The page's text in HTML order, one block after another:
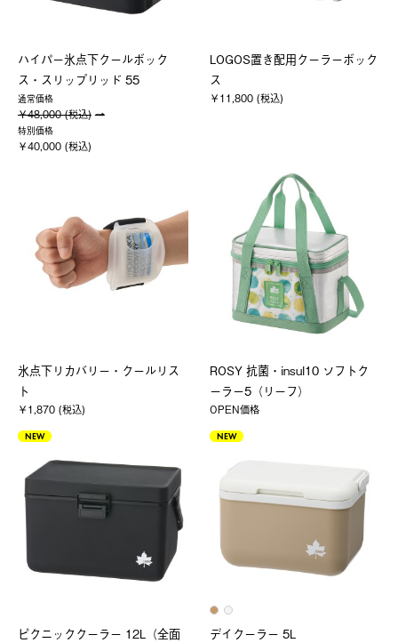
ハイパー氷点下クールボック
ス・スリップリッド 55
通常価格
￥48,000 (税込)
特別価格
￥40,000 (税込)
LOGOS置き配用クーラーボック
ス
￥11,800 (税込)
氷点下リカバリー・クールリス
ト
￥1,870 (税込)
ROSY 抗菌・insul10 ソフトク
ーラー5（リーフ）
OPEN価格
NEW
ピクニッククーラー 12L（全面
NEW
デイクーラー 5L